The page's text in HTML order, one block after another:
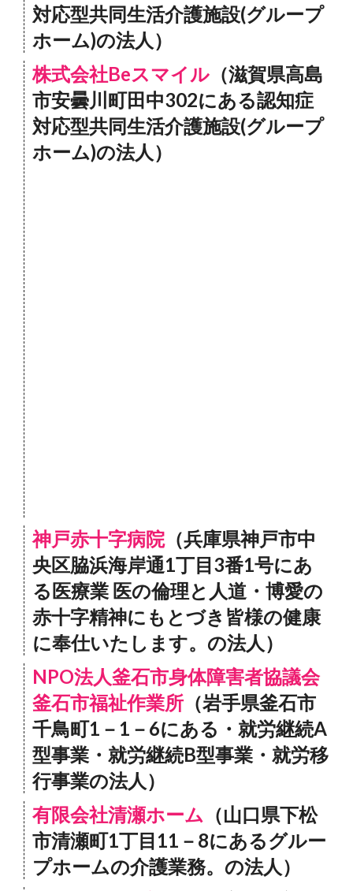
対応型共同生活介護施設(グループ
ホーム)の法人）
株式会社Beスマイル （滋賀県高島
市安曇川町田中302にある認知症
対応型共同生活介護施設(グループ
ホーム)の法人）
神戸赤十字病院（兵庫県神戸市中
央区脇浜海岸通1丁目3番1号にあ
る医療業 医の倫理と人道・博愛の
赤十字精神にもとづき皆様の健康
に奉仕いたします。の法人）
NPO法人釜石市身体障害者協議会
釜石市福祉作業所 （岩手県釜石市
千鳥町1－1－6にある・就労継続A
型事業・就労継続B型事業・就労移
行事業の法人）
有限会社清瀬ホーム （山口県下松
市清瀬町1丁目11－8にあるグルー
プホームの介護業務。の法人）